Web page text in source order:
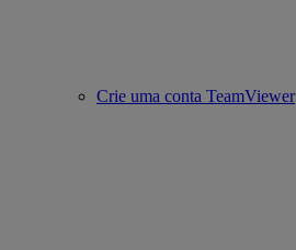
Crie uma conta TeamViewer